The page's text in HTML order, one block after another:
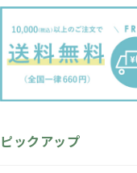
ピックアップ